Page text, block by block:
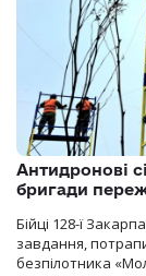
Антидронові
бригади
Бійці 128-ї
завдання,
безпілотника